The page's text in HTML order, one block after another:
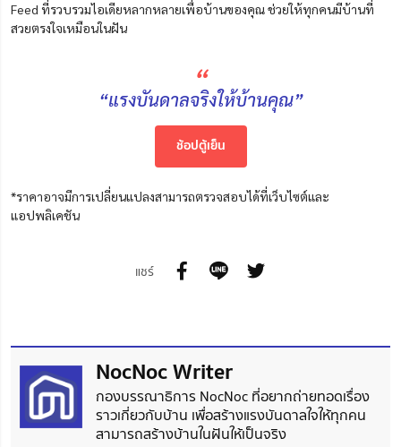
Feed ที่รวบรวมไอเดียหลากหลายเพื่อบ้านของคุณ ช่วยให้ทุกคนมีบ้านที่
สวยตรงใจเหมือนในฝัน
“
“แรงบันดาลจริงให้บ้านคุณ”
ช้อปตู้เย็น
*ราคาอาจมีการเปลี่ยนแปลงสามารถตรวจสอบได้ที่เว็บไซต์และ
แอปพลิเคชัน
แชร์
NocNoc Writer
กองบรรณาธิการ NocNoc ที่อยากถ่ายทอดเรื่อง
ราวเกี่ยวกับบ้าน เพื่อสร้างแรงบันดาลใจให้ทุกคน
สามารถสร้างบ้านในฝันให้เป็นจริง